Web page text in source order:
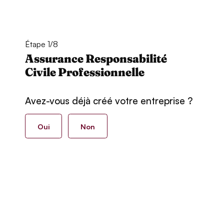
Étape 1/8
Assurance Responsabilité
Civile Professionnelle
Avez-vous déjà créé votre entreprise ?
Oui Non